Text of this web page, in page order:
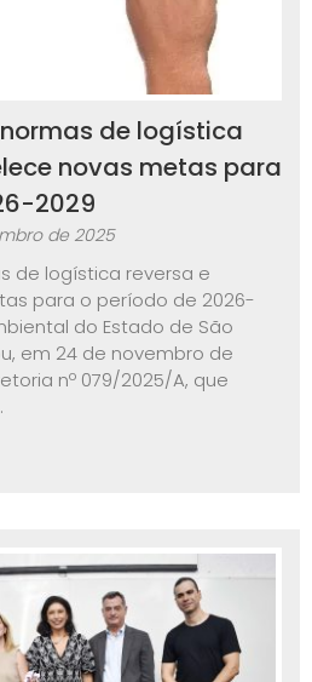
normas de logística
novas metas para
2029
de 2025
de logística reversa e
para o período de 2026-
do Estado de São
em 24 de novembro de
nº 079/2025/A, que